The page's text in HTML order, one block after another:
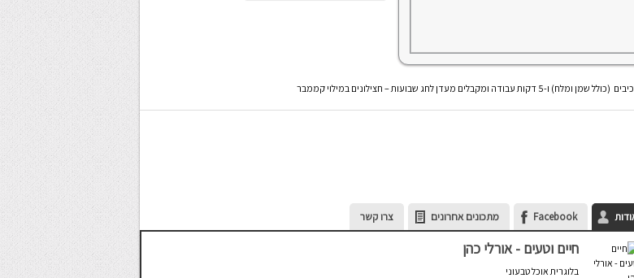
Facebook מתכונים אחרונים צרו קשר
חיים וטעים - אורלי כהן
בלוגרית אוכל טבעוני